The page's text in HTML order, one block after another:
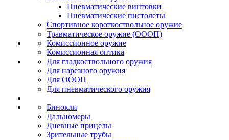
Пневматические винтовки
Пневматические пистолеты
Спортивное короткоствольное оружие
Травматическое оружие (ОООП)
Комиссионное оружие
Комиссионная оптика
Для гладкоствольного оружия
Для нарезного оружия
Для ОООП
Для пневматического оружия
Бинокли
Дальномеры
Дневные прицелы
Зрительные трубы